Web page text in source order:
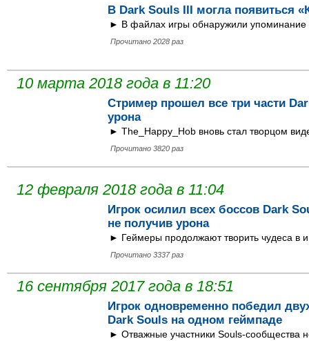
В Dark Souls III могла появиться
► В файлах игры обнаружили упоминание
Прочитано 2028 раз
10 марта 2018 года в 11:20
Стример прошел все три части
урона
► The_Happy_Hob вновь стал творцом
Прочитано 3820 раз
12 февраля 2018 года в 11:04
Игрок осилил всех боссов Dark
не получив урона
► Геймеры продолжают творить чудеса в и
Прочитано 3337 раз
16 сентября 2017 года в 18:51
Игрок одновременно победил
Dark Souls на одном геймпаде
► Отважные участники Souls-сообщества